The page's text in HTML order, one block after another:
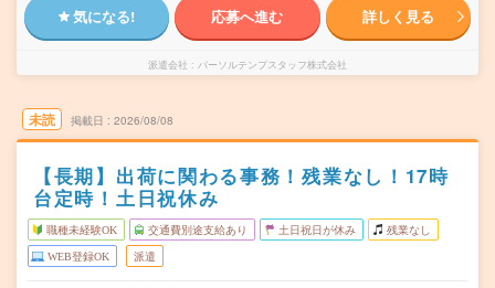
気になる! 応募へ進む 詳しく見る
派遣会社 パーソルテンプスタッフ株式会社
未読 掲載日 2026/08/08
【長期】出荷に関わる事務！残業なし！17時
台定時！土日祝休み
職種未経験OK 交通費別途支給あり 土日祝日が休み 残業なし
WEB登録OK 派遣